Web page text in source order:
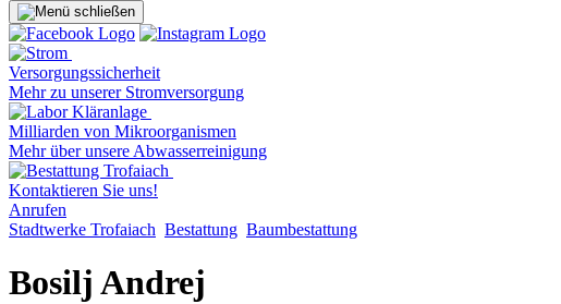
Versorgungssicherheit
Mehr zu unserer Stromversorgung
Milliarden von Mikroorganismen
Mehr über unsere Abwasserreinigung
Kontaktieren Sie uns!
Anrufen
Stadtwerke Trofaiach Bestattung Baumbestattung
Bosilj Andrej